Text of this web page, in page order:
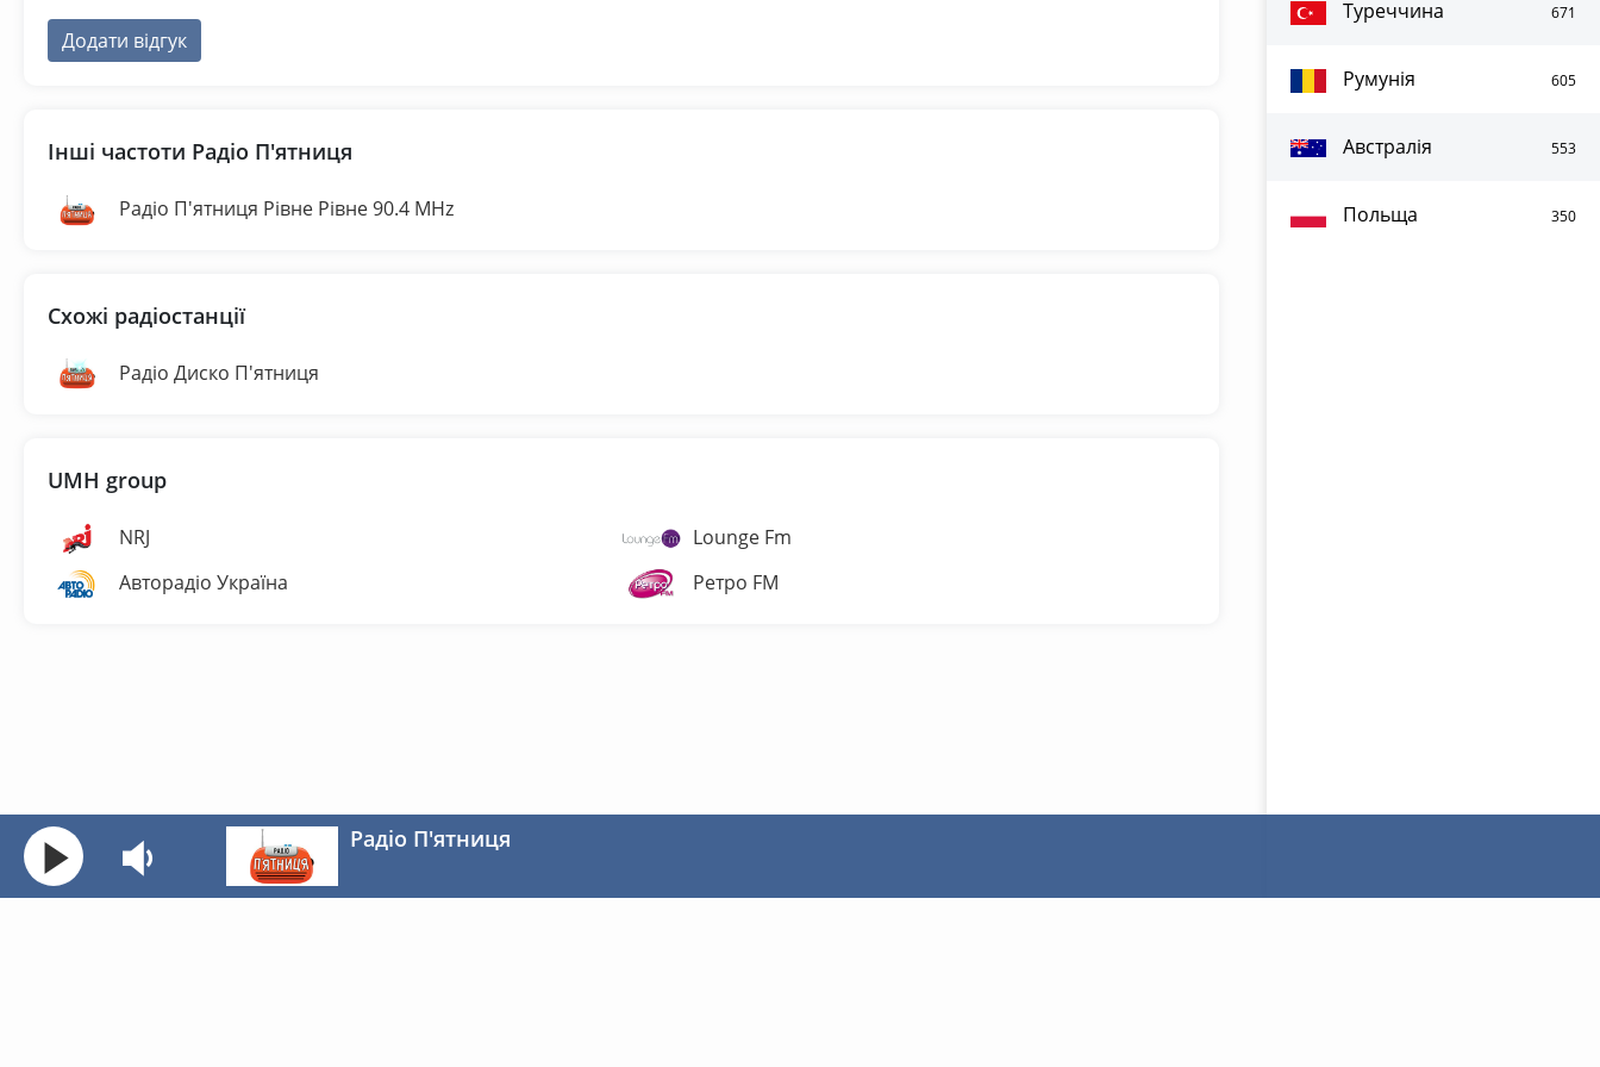
Туреччина 671
Румунія 605
Австралія 553
Польща 350
Додати відгук
Інші частоти Радіо П'ятниця
Радіо П'ятниця Рівне Рівне 90.4 MHz
Схожі радіостанції
Радіо Диско П'ятниця
UMH group
NRJ
Lounge Fm
Авторадіо Україна
Ретро FM
Радіо П'ятниця